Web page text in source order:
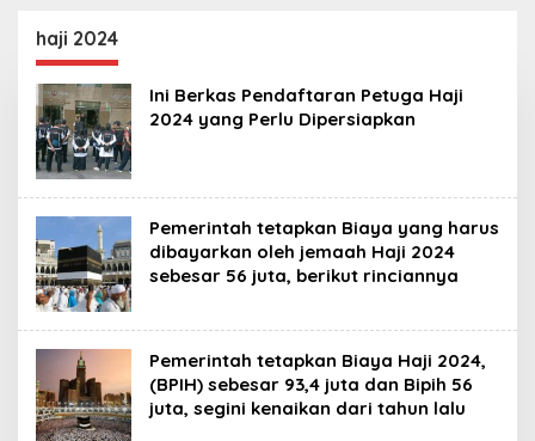
Istana? Ini Link
Pendaftaran Resminya
di Sini
haji 2024
Ini Berkas Pendaftaran Petuga Haji
2024 yang Perlu Dipersiapkan
Pemerintah tetapkan Biaya yang harus
dibayarkan oleh jemaah Haji 2024
sebesar 56 juta, berikut ‎rinciannya ‎
Pemerintah tetapkan Biaya Haji 2024,
(BPIH) sebesar 93,4 juta dan Bipih 56
juta, segini kenaikan dari ‎tahun lalu